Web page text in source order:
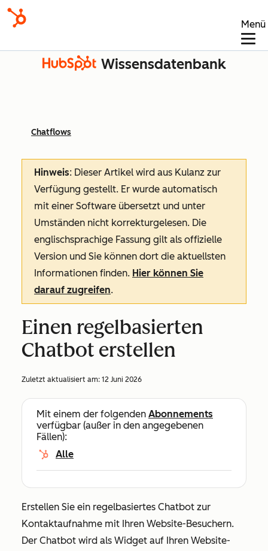
Menü
Wissensdatenbank
Chatflows
Hinweis: Dieser Artikel wird aus Kulanz zur
Verfügung gestellt. Er wurde automatisch
mit einer Software übersetzt und unter
Umständen nicht korrekturgelesen. Die
englischsprachige Fassung gilt als offizielle
Version und Sie können dort die aktuellsten
Informationen finden. Hier können Sie
darauf zugreifen.
Einen regelbasierten
Chatbot erstellen
Zuletzt aktualisiert am: 12 Juni 2026
Mit einem der folgenden Abonnements
verfügbar (außer in den angegebenen
Fällen):
Alle
Erstellen Sie ein regelbasiertes Chatbot zur
Kontaktaufnahme mit Ihren Website-Besuchern.
Der Chatbot wird als Widget auf Ihren Website-